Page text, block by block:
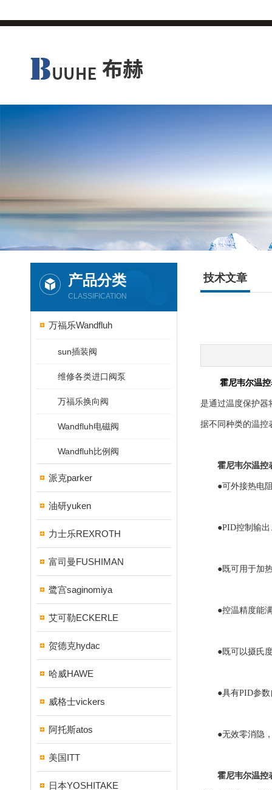
产品分类
CLASSIFICATION
万福乐Wandfluh
sun插装阀
维修各类进口阀泵
万福乐换向阀
Wandfluh电磁阀
Wandfluh比例阀
派克parker
油研yuken
力士乐REXROTH
富司曼FUSHIMAN
鹭宫saginomiya
艾可勒ECKERLE
贺德克hydac
哈威HAWE
威格士vickers
阿托斯atos
美国ITT
日本YOSHITAKE
技术文章
霍尼韦尔温
是通过温度保护器
据不同种类的温控
霍尼韦尔温控
●可外接热电阻
●PID控制输出、
●既可用于加热
●控温精度能满
●既可以摄氏度
●具有PID参数
●无效零消隐，
霍尼韦尔温控